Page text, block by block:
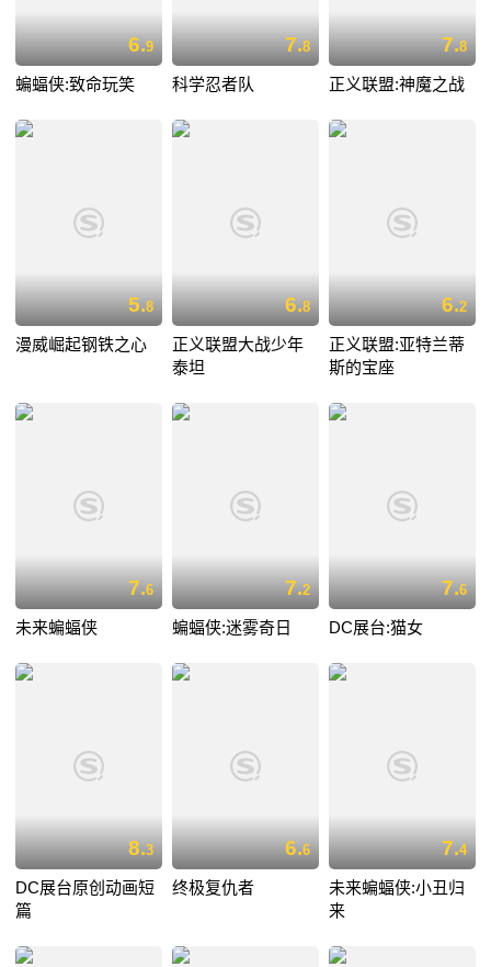
6.9
蝙蝠侠:致命玩笑
7.8
科学忍者队
7.8
正义联盟:神魔之战
5.8
漫威崛起钢铁之心
6.8
正义联盟大战少年
泰坦
6.2
正义联盟:亚特兰蒂
斯的宝座
7.6
未来蝙蝠侠
7.2
蝙蝠侠:迷雾奇日
7.6
DC展台:猫女
8.3
DC展台原创动画短
篇
6.6
终极复仇者
7.4
未来蝙蝠侠:小丑归
来